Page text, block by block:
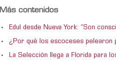
Más contenidos
Edul desde Nueva York: “Son
¿Por qué los escoceses pelearon
La Selección llega a Florida para